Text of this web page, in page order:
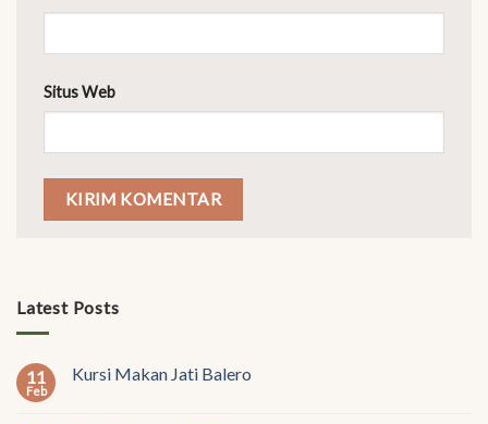
Situs Web
Latest Posts
11
Feb
Kursi Makan Jati Balero